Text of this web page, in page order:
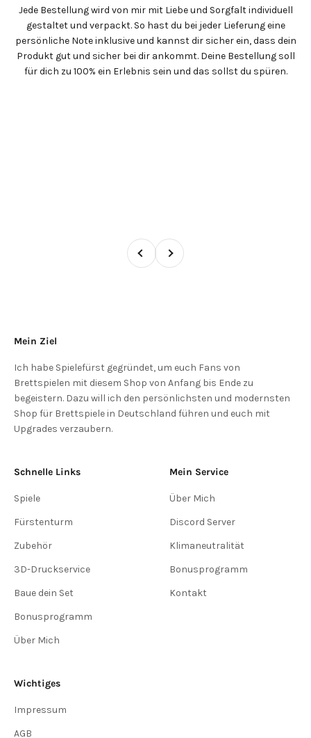
Jede Bestellung wird von mir mit Liebe und Sorgfalt individuell
gestaltet und verpackt. So hast du bei jeder Lieferung eine
persönliche Note inklusive und kannst dir sicher ein, dass dein
Produkt gut und sicher bei dir ankommt. Deine Bestellung soll
für dich zu 100% ein Erlebnis sein und das sollst du spüren.
ZurückVor
Mein Ziel
Ich habe Spielefürst gegründet, um euch Fans von
Brettspielen mit diesem Shop von Anfang bis Ende zu
begeistern. Dazu will ich den persönlichsten und modernsten
Shop für Brettspiele in Deutschland führen und euch mit
Upgrades verzaubern.
Schnelle Links
Spiele
Fürstenturm
Zubehör
3D-Druckservice
Baue dein Set
Bonusprogramm
Über Mich
Mein Service
Über Mich
Discord Server
Klimaneutralität
Bonusprogramm
Kontakt
Wichtiges
Impressum
AGB